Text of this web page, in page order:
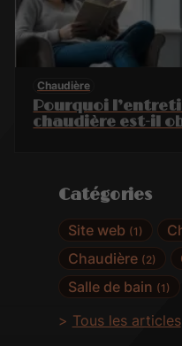
Catégories
Site web (1)
Chaudière (2)
Salle de bain (1)
Tous les articles
Chaudière
Pourquoi
chaudière est-il